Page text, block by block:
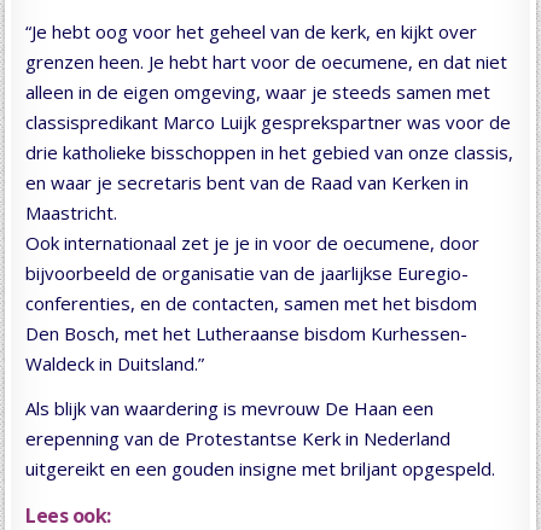
“Je hebt oog voor het geheel van de kerk, en kijkt over
grenzen heen. Je hebt hart voor de oecumene, en dat niet
alleen in de eigen omgeving, waar je steeds samen met
classispredikant Marco Luijk gesprekspartner was voor de
drie katholieke bisschoppen in het gebied van onze classis,
en waar je secretaris bent van de Raad van Kerken in
Maastricht.
Ook internationaal zet je je in voor de oecumene, door
bijvoorbeeld de organisatie van de jaarlijkse Euregio-
conferenties, en de contacten, samen met het bisdom
Den Bosch, met het Lutheraanse bisdom Kurhessen-
Waldeck in Duitsland.”
Als blijk van waardering is mevrouw De Haan een
erepenning van de Protestantse Kerk in Nederland
uitgereikt en een gouden insigne met briljant opgespeld.
Lees ook: